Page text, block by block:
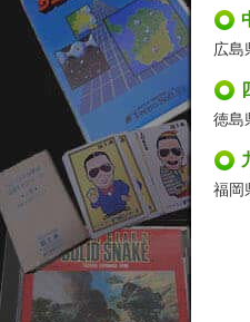
広島
徳島
福岡